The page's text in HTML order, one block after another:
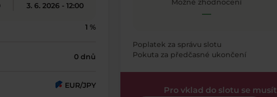
3. 6. 2026 - 12:00
1 %
0 dnů
EUR/JPY
Možné zhodnocení
—
Poplatek za správu slotu
Pokuta za předčasné ukončení
Pro vklad do slotu se